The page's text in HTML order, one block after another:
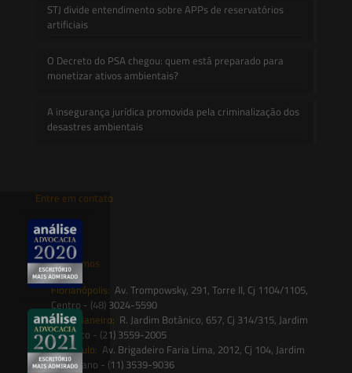
STJ divide entendimento sobre APPs de reservatórios
artificiais
O Decreto do PSA chegou: quem está preparado para
monetizar ativos ambientais?
A insegurança jurídica promovida pela criminalização dos
desastres ambientais
Entre em contato
contato@saesadvogados.com.br
Onde estamos
Florianópolis: Av. Trompowsky, 291, Torre II, Cj 1104/1105,
Centro - (48) 3024-5590
Rio de Janeiro: R. Jardim Botânico, 657, Cj 314/315, Jardim
Botânico - (21) 3559-2005
São Paulo: Av. Brigadeiro Faria Lima, 2012, Cj 104, Jardim
Paulistano - (11) 3539-9036